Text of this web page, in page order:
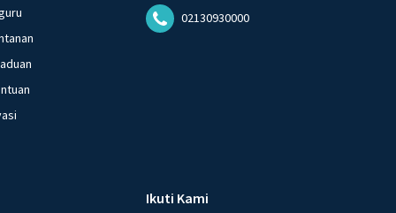
02130930000
Ikuti Kami